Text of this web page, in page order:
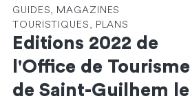
GUIDES, MAGAZINES
TOURISTIQUES, PLANS
Editions 2022 de
l'Office de Tourisme
de Saint-Guilhem le